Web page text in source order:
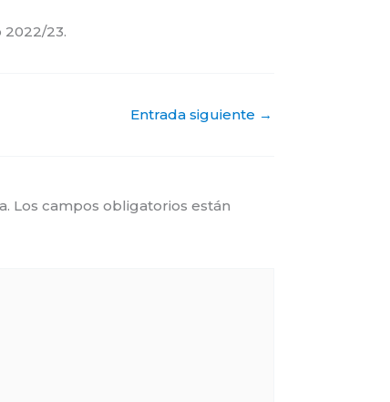
23.
Entrada siguiente →
Los campos obligatorios están